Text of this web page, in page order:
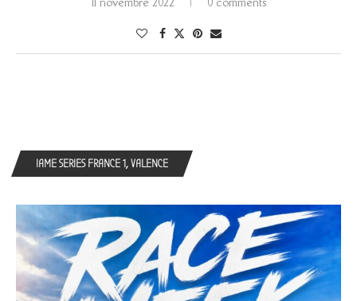
IAME SERIES FRANCE 1, VALENCE